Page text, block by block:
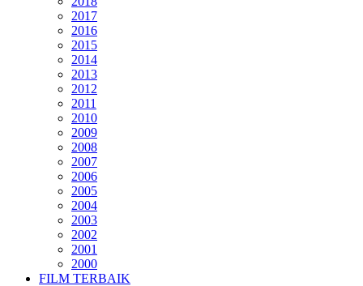
2017
2016
2015
2014
2013
2012
2011
2010
2009
2008
2007
2006
2005
2004
2003
2002
2001
2000
FILM TERBAIK